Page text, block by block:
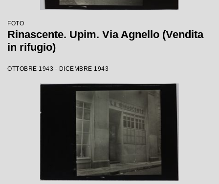
FOTO
Rinascente. Upim. Via Agnello (Vendita
in rifugio)
OTTOBRE 1943 - DICEMBRE 1943